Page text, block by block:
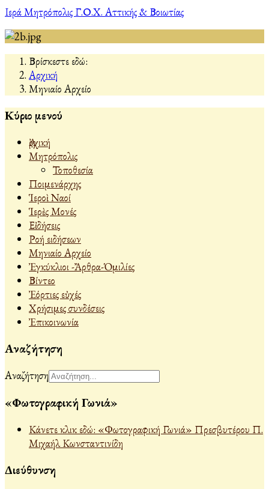
Ιερά Μητρόπολις Γ.Ο.Χ. Αττικής & Βοιωτίας
Βρίσκεστε εδώ:
Αρχική
Μηνιαίο Αρχείο
Κύριο μενού
Ἀρχική
Μητρόπολις
Τοποθεσία
Ποιμενάρχης
Ἱεροὶ Ναοί
Ἱερὲς Μονές
Εἰδήσεις
Ροή ειδήσεων
Μηνιαίο Αρχείο
Ἐγκύκλιοι -Ἄρθρα-Ὁμιλίες
Βίντεο
Ἐόρτιες εὐχές
Χρήσιμες συνδέσεις
Ἐπικοινωνία
Αναζήτηση
Αναζήτηση
«Φωτογραφική Γωνιά»
Κάνετε κλικ εδώ: «Φωτογραφική Γωνιά» Πρεσβυτέρου Π.
Μιχαήλ Κωνσταντινίδη
Διεύθυνση